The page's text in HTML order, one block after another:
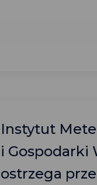
Instytut
i Gospodarki
ostrzega